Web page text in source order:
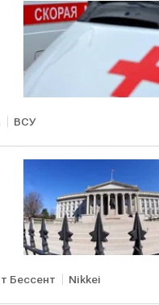
ВСУ
Бессент Nikkei